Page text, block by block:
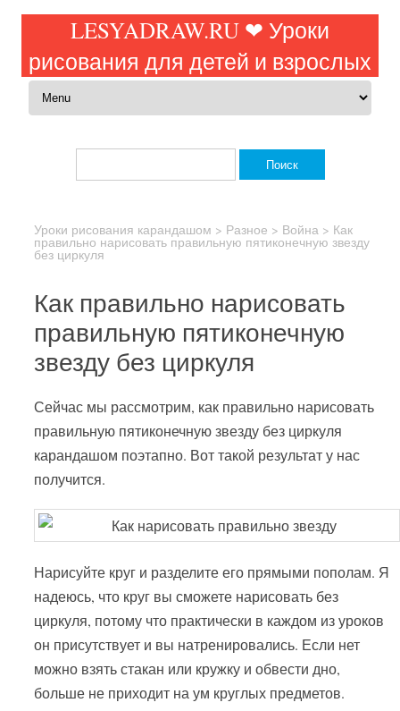
LESYADRAW.RU ❤ Уроки
рисования для детей и взрослых
Перейти к содержимому
Уроки рисования карандашом > Разное > Война > Как
правильно нарисовать правильную пятиконечную звезду
без циркуля
Как правильно нарисовать
правильную пятиконечную
звезду без циркуля
Сейчас мы рассмотрим, как правильно нарисовать
правильную пятиконечную звезду без циркуля
карандашом поэтапно. Вот такой результат у нас
получится.
Нарисуйте круг и разделите его прямыми пополам. Я
надеюсь, что круг вы сможете нарисовать без
циркуля, потому что практически в каждом из уроков
он присутствует и вы натренировались. Если нет
можно взять стакан или кружку и обвести дно,
больше не приходит на ум круглых предметов.